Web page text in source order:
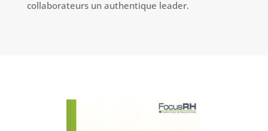
collaborateurs un authentique leader.